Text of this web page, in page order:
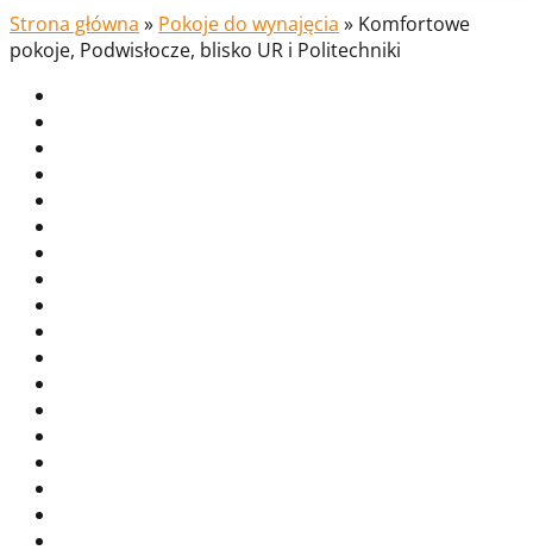
Strona główna » Pokoje do wynajęcia » Komfortowe
pokoje, Podwisłocze, blisko UR i Politechniki